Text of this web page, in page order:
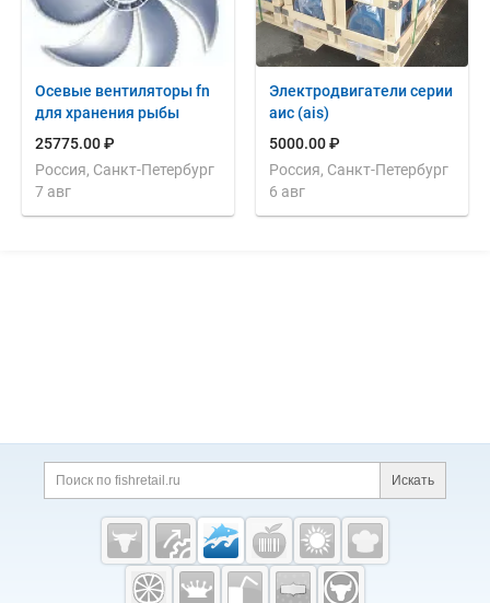
Осевые вентиляторы fn
для хранения рыбы
25775.00 ₽
Россия, Санкт-Петербург
7 авг
Электродвигатели серии
аис (ais)
5000.00 ₽
Россия, Санкт-Петербург
6 авг
Дополнительная информация
Поиск по сайту и
Искать
Cсылки на полезные проекты
Fishretail.ru —
рыба,